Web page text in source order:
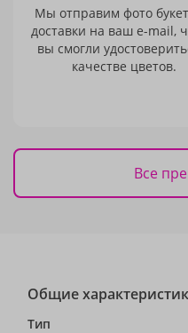
Мы отправим фото
доставки на ваш e-mail,
вы смогли
качестве цветов.
Все
Общие
Тип